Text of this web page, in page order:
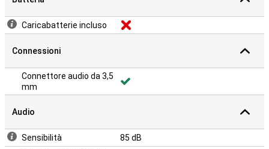
Caricabatterie incluso
Connessioni
Connettore audio da 3,5
mm
Audio
Sensibilità
85 dB